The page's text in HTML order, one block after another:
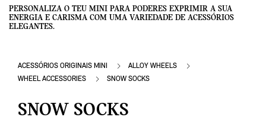
PERSONALIZA O TEU MINI PARA PODERES EXPRIMIR A SUA
ENERGIA E CARISMA COM UMA VARIEDADE DE ACESSÓRIOS
ELEGANTES.
ACESSÓRIOS ORIGINAIS MINI
ALLOY WHEELS
WHEEL ACCESSORIES
SNOW SOCKS
SNOW SOCKS